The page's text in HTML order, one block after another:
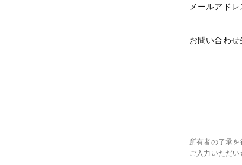
メールアドレ
お問い合わせ
所有者の了承
ご入力いただ